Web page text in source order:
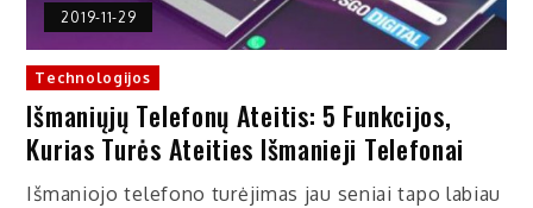
2019-11-29
Technologijos
Išmaniųjų Telefonų Ateitis: 5 Funkcijos,
Kurias Turės Ateities Išmanieji Telefonai
Išmaniojo telefono turėjimas jau seniai tapo labiau